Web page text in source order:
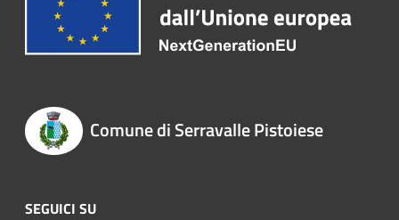
Comune di Serravalle Pistoiese
SEGUICI SU